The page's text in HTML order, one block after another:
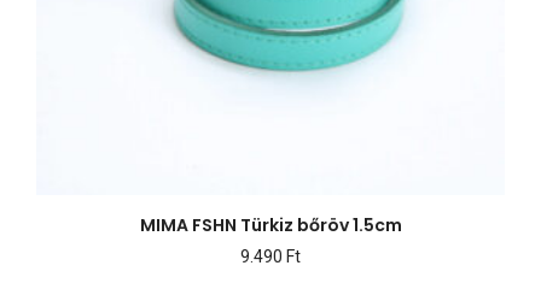
MIMA FSHN Türkiz bőröv 1.5cm
9.490 Ft